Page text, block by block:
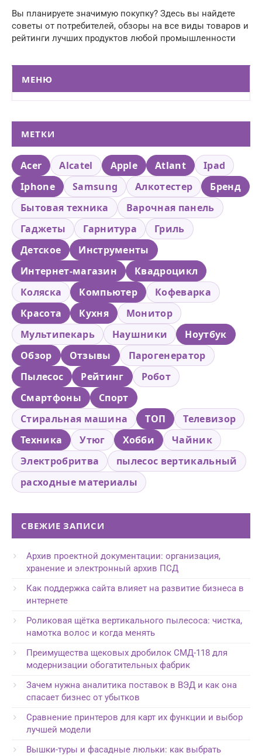
Вы планируете значимую покупку? Здесь вы найдете
советы от потребителей, обзоры на все виды товаров и
рейтинги лучших продуктов любой промышленности
МЕНЮ
МЕТКИ
Acer Alcatel Apple Atlant
Ipad
Iphone
Samsung Алкотестер
Бренд
Бытовая техника
Варочная панель
Гаджеты
Гарнитура
Гриль
Детское
Инструменты
Интернет-магазин
Квадроцикл
Коляска
Компьютер
Кофеварка
Красота
Кухня
Монитор
Мультипекарь
Наушники
Ноутбук
Обзор
Отзывы
Парогенератор
Пылесос
Рейтинг
Робот
Смартфоны
Спорт
Стиральная машина
ТОП
Телевизор
Техника
Утюг Хобби
Чайник
Электробритва
пылесос вертикальный
расходные материалы
СВЕЖИЕ ЗАПИСИ
Архив проектной документации: организация,
хранение и электронный архив ПСД
Как поддержка сайта влияет на развитие бизнеса в
интернете
Роликовая щётка вертикального пылесоса: чистка,
намотка волос и когда менять
Преимущества щековых дробилок СМД-118 для
модернизации обогатительных фабрик
Зачем нужна аналитика поставок в ВЭД и как она
спасает бизнес от убытков
Сравнение принтеров для карт их функции и выбор
лучшей модели
Вышки-туры и фасадные люльки: как выбрать